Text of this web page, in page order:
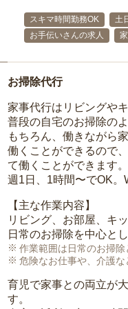
スキマ時間勤務OK 土
お手伝いさんの求人
お掃除代行
家事代行はリビングや
普段の自宅のお掃除の
もちろん、働きながら
働くことができるので
て働くことができます。
週1日、1時間〜でOK
【主な作業内容】
リビング、お部屋、キ
日常のお掃除を中心と
作業範囲は日常のお掃除
危険なお仕事や、介護な
育児で家事との両立が
す。